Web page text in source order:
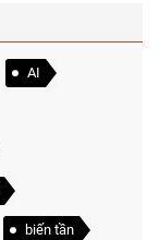
AI
biến tần